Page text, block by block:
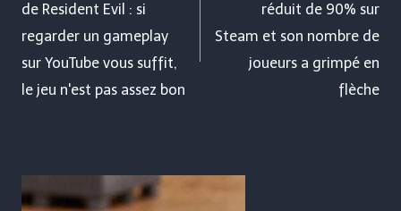
l’article
de Resident Evil : si
regarder un gameplay
sur YouTube vous suffit,
le jeu n'est pas assez bon
réduit de 90% sur
Steam et son nombre de
joueurs a grimpé en
flèche